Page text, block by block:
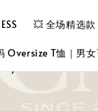
💥 全场精选
Oversize T恤｜男